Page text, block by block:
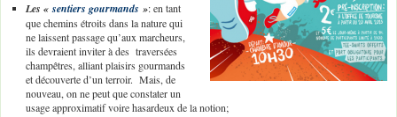
Les «sentiers gourmands »: en tant
que chemins étroits dans la nature qui
ne laissent passage qu’aux marcheurs,
ils devraient inviter à des traversées
champêtres, alliant plaisirs gourmands
et découverte d’un terroir. Mais, de
nouveau, on ne peut que constater un
usage approximatif voire hasardeux de la notion;